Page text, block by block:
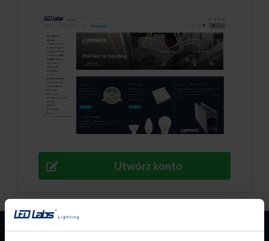
Utwórz konto